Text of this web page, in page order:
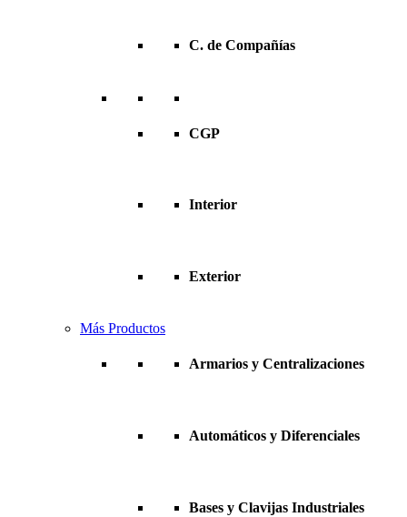
C. de Compañías
CGP
Interior
Exterior
Más Productos
Armarios y Centralizaciones
Automáticos y Diferenciales
Bases y Clavijas Industriales